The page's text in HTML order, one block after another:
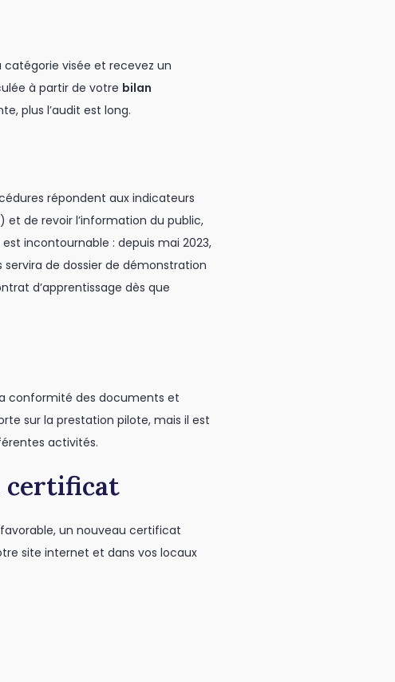
visée et recevez un
à partir de votre bilan
plus l’audit est long.
répondent aux indicateurs
de revoir l’information du public,
est incontournable : depuis mai 2023,
de dossier de démonstration
d’apprentissage dès que
conformité des documents et
sur la prestation pilote, mais il est
activités.
certificat
favorable, un nouveau certificat
site internet et dans vos locaux